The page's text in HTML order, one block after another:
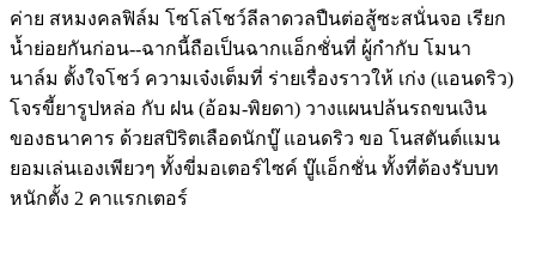
ค่าย สหมงคลฟิล์ม โซโล่โชว์ลีลาดวลปืนต่อสู้ซะสนั่นจอ เรียก
น้ำย่อยกันก่อน--ฉากนี้ถือเป็นฉากแอ็กชั่นที่ ผู้กำกับ โมนา
นาล์ม ตั้งใจโชว์ ความเจ๋งเต็มที่ ร่ายเรื่องราวให้ เก่ง (แอนดริว)
โจรขี้ยารูปหล่อ กับ ฝน (อ้อม-พิยดา) วางแผนปล้นรถขนเงิน
ของธนาคาร ด้วยสปิริตเลือดนักบู๊ แอนดริว ขอ โนสตันต์แมน
ยอมเล่นเองเพียวๆ ทั้งขี่มอเตอร์ไซค์ บู๊แอ็กชั่น ทั้งที่ต้องรับบท
หนักตั้ง 2 คาแรกเตอร์